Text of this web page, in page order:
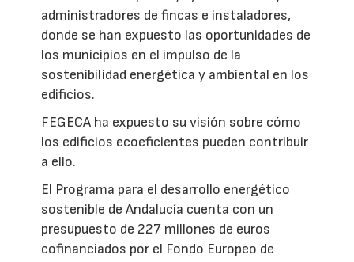
administradores de fincas e instaladores,
donde se han expuesto las oportunidades de
los municipios en el impulso de la
sostenibilidad energética y ambiental en los
edificios.
FEGECA ha expuesto su visión sobre cómo
los edificios ecoeficientes pueden contribuir
a ello.
El Programa para el desarrollo energético
sostenible de Andalucía cuenta con un
presupuesto de 227 millones de euros
cofinanciados por el Fondo Europeo de